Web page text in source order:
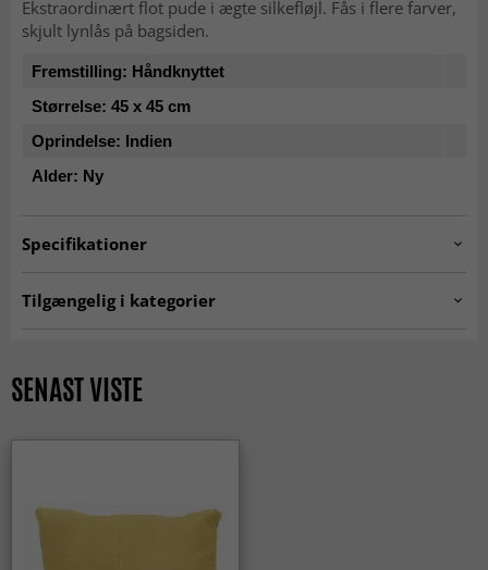
Ekstraordinært flot pude i ægte silkefløjl. Fås i flere farver,
skjult lynlås på bagsiden.
Fremstilling: Håndknyttet
Størrelse: 45 x 45 cm
Oprindelse: Indien
Alder: Ny
Specifikationer
Tilgængelig i kategorier
SENAST VISTE